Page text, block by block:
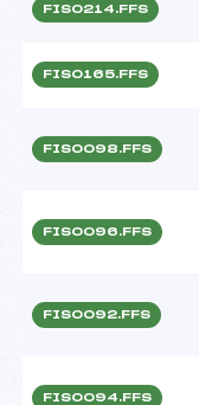
FIS0214.FFS
FIS0165.FFS
FIS0098.FFS
FIS0096.FFS
FIS0092.FFS
FIS0094.FFS